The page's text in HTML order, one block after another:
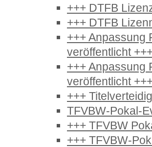
+++ DTFB
+++ DTFB
+++ Anpassung
veröffentlicht
+++ Anpassung
veröffentlicht
+++
TFVBW-Pokal-
+++ TFVBW
+++ TFVBW-